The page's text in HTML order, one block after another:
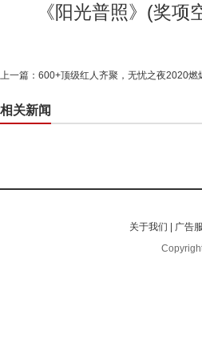
《阳光普照》(奖项
上一篇： 600+顶级红人齐聚，无忧之夜2020燃
相关新闻
关于我们 | 广告